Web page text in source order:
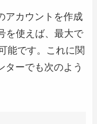
アカウントを作成
を使えば、最大で
能です。これに関
ターでも次のよう